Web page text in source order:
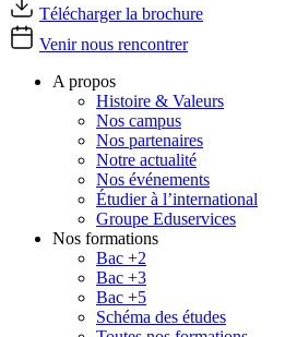
Télécharger la brochure
Venir nous rencontrer
A propos
Histoire & Valeurs
Nos campus
Nos partenaires
Notre actualité
Nos événements
Étudier à l’international
Groupe Eduservices
Nos formations
Bac +2
Bac +3
Bac +5
Schéma des études